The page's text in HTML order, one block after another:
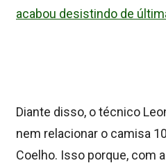
acabou desistindo de
Diante disso, o técnico
nem relacionar o camisa
Coelho. Isso porque, com